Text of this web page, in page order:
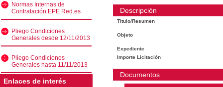
Normas Internas de
Contratación EPE Red.es
Pliego Condiciones
Generales desde 12/11/2013
Pliego Condiciones
Generales hasta 11/11/2013
Enlaces de interés
Descripción
Título/Resumen
Objeto
Expediente
Importe Licitación
Documentos